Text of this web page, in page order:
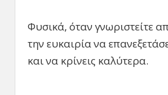
Φυσικά, όταν γνωριστείτε
την ευκαιρία να
και να κρίνεις καλύτερα.